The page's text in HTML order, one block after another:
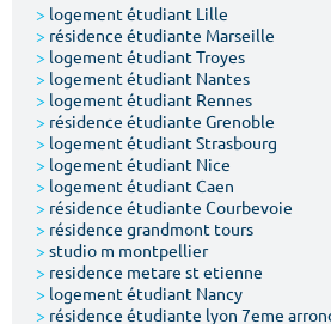
Type de location
Votre date d'entrée
> logement étudiant Lille
> résidence étudiante Marseille
> logement étudiant Troyes
> logement étudiant Nantes
> logement étudiant Rennes
> résidence étudiante Grenoble
> logement étudiant Strasbourg
> logement étudiant Nice
> logement étudiant Caen
> résidence étudiante Courbevoie
> résidence grandmont tours
> studio m montpellier
> residence metare st etienne
> logement étudiant Nancy
> résidence étudiante lyon 7eme